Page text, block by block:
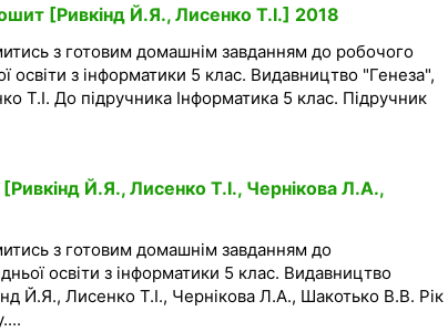
[Ривкінд Й.Я., Лисенко Т.І.] 2018
з готовим домашнім завданням до робочого
освіти з інформатики 5 клас. Видавництво "Генеза",
Т.І. До підручника Інформатика 5 клас. Підручник
Й.Я., Лисенко Т.І., Чернікова Л.А.,
з готовим домашнім завданням до
освіти з інформатики 5 клас. Видавництво
Й.Я., Лисенко Т.І., Чернікова Л.А., Шакотько В.В. Рік